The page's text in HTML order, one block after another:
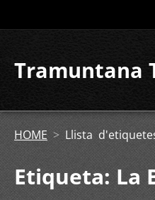
Tramuntana
HOME > Llista
Etiqueta: La